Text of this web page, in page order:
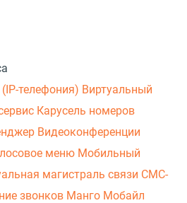
телефония) Виртуальный
Карусель номеров
Видеоконференции
меню Мобильный
магистраль связи СМС-
звонков Манго Мобайл